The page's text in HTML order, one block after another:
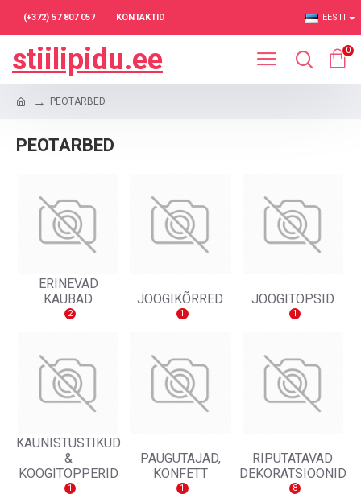
(+372) 57 807 057 KONTAKTID EESTI
stiilipidu.ee 0
PEOTARBED
PEOTARBED
ERINEVAD
KAUBAD
2
JOOGIKÕRRED
1
JOOGITOPSID
1
KAUNISTUSTIKUD
&
KOOGITOPPERID
1
PAUGUTAJAD,
KONFETT
1
RIPUTATAVAD
DEKORATSIOONID
8